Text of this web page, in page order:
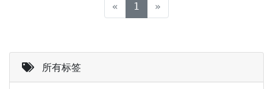
« 1 (current)
»
所有标签